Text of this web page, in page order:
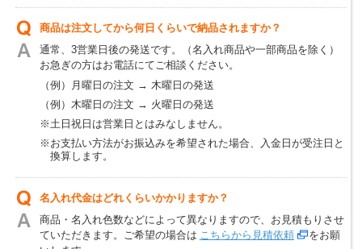
商品は注文してから何日くらいで納品されますか？
通常、3営業日後の発送です。（名入れ商品や一部商品を除く）
お急ぎの方はお電話にてご相談ください。
（例）月曜日の注文 → 木曜日の発送
（例）木曜日の注文 → 火曜日の発送
※土日祝日は営業日とはみなしません。
※お支払い方法がお振込みを希望された場合、入金日が受注日と
換算します。
名入れ代金はどれくらいかかりますか？
商品・名入れ色数などによって異なりますので、お見積もりさせ
ていただきます。ご希望の場合は こちらから見積依頼
をお願